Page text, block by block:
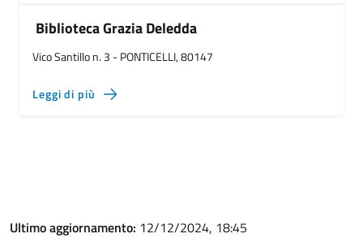
Biblioteca Grazia Deledda
Vico Santillo n. 3 - PONTICELLI, 80147
Leggi di più
Ultimo aggiornamento: 12/12/2024, 18:45